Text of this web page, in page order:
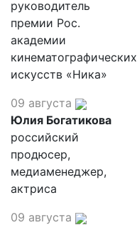
руководитель
премии Рос.
академии
кинематографических
искусств «Ника»
09 августа
Юлия Богатикова
российский
продюсер,
медиаменеджер,
актриса
09 августа